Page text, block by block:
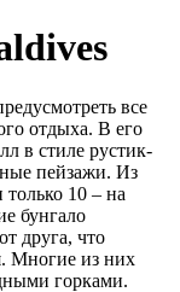
все
отдыха. В его
в стиле рустик-
пейзажи. Из
10 – на
бунгало
друга, что
Многие из них
горками.